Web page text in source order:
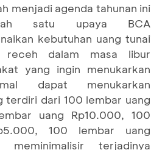
menjadi agenda tahunan ini
satu upaya BCA
kebutuhan uang tunai
receh dalam masa libur
yang ingin menukarkan
dapat menukarkan
terdiri dari 100 lembar uang
uang Rp10.000, 100
100 lembar uang
meminimalisir terjadinya